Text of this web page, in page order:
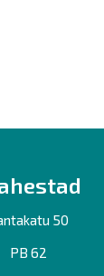
50
PB 62